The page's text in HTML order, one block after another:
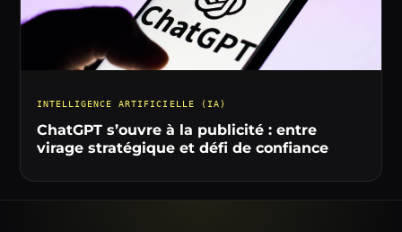
INTELLIGENCE ARTIFICIELLE (IA)
ChatGPT s’ouvre à la publicité : entre
virage stratégique et défi de confiance